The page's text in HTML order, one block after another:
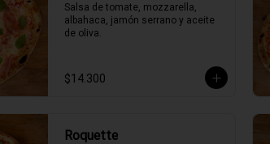
Salsa de tomate, mozzarella,
albahaca, jamón serrano y aceite
de oliva.
$14.300
Roquette